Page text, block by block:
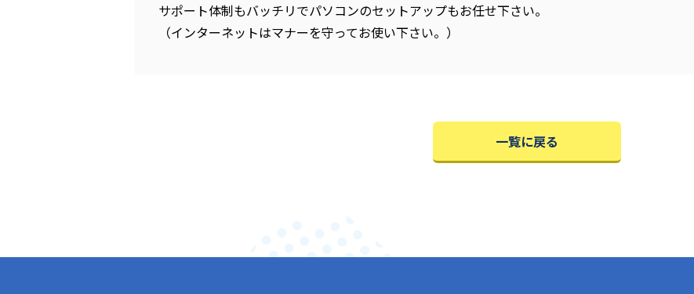
サポート体制もバッチリでパソコンのセットアップもお任せ下さい。
（インターネットはマナーを守ってお使い下さい。）
一覧に戻る